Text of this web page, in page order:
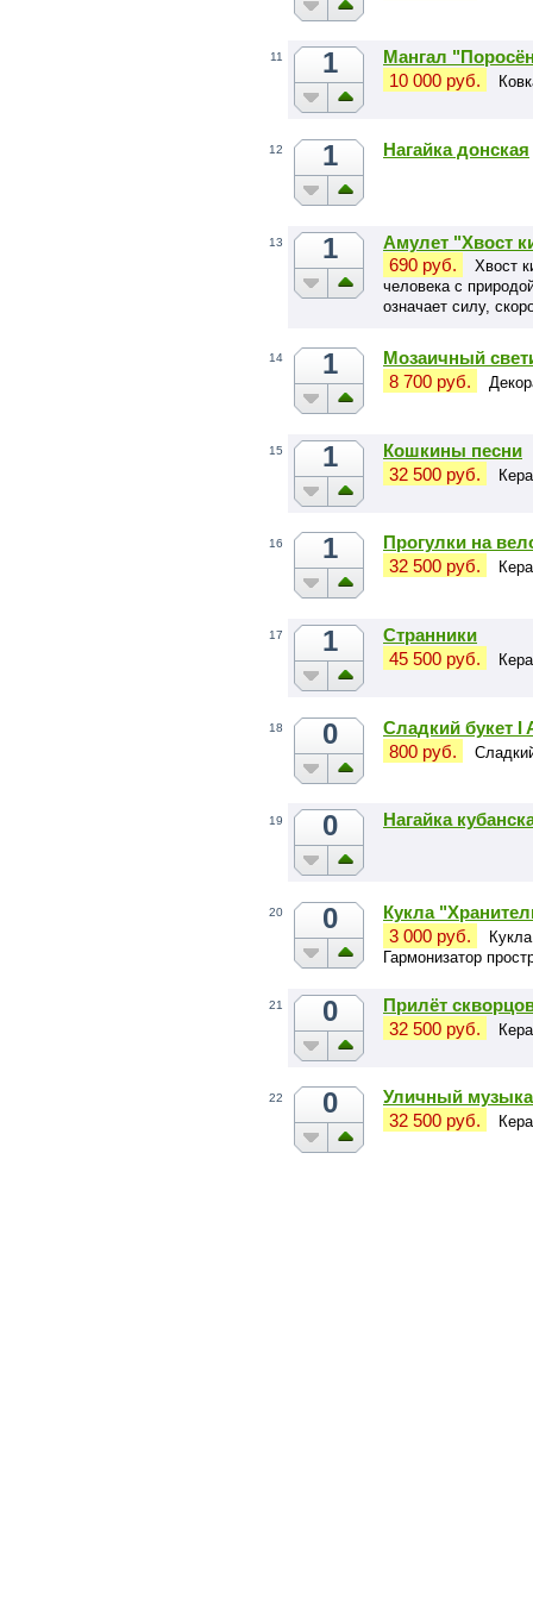
11 1
Мангал
10 000 руб.
12 1 Нагайка донская
13 1
Амулет "Хвост
690 руб.
Хвост
человека с
означает силу,
14 1
Мозаичный
8 700 руб.
15 1
Кошкины песни
32 500 руб.
16 1
Прогулки на
32 500 руб.
17 1
Странники
45 500 руб.
18 0
Сладкий букет I
800 руб.
19 0 Нагайка
20 0
Кукла
3 000 руб.
Гармонизатор
21 0
Прилёт
32 500 руб.
22 0
Уличный
32 500 руб.